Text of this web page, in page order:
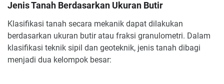
Jenis Tanah Berdasarkan Ukuran Butir
Klasifikasi tanah secara mekanik dapat dilakukan
berdasarkan ukuran butir atau fraksi granulometri. Dalam
klasifikasi teknik sipil dan geoteknik, jenis tanah dibagi
menjadi dua kelompok besar: